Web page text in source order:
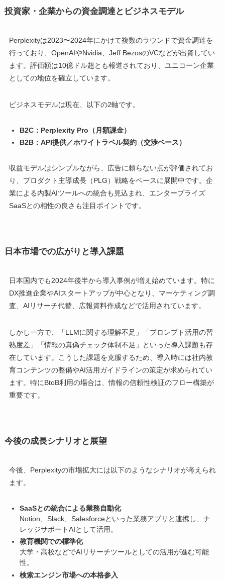
投資家・企業からの資金調達とビジネスモデル
Perplexityは2023〜2024年にかけて複数のラウンドで資金調達を
行っており、OpenAIやNvidia、Jeff BezosのVCなどが出資してい
ます。評価額は10億ドル超とも報道されており、ユニコーン企業
としての地位を確立しています。
ビジネスモデルは現在、以下の2軸です。
B2C：Perplexity Pro（月額課金）
B2B：API提供／ホワイトラベル契約（交渉ベース）
収益モデルはシンプルながら、広告に頼らない点が評価されてお
り、プロダクト主導成長（PLG）戦略をベースに展開中です。企
業による内製AIツールへの統合も見込まれ、エンタープライズ
SaaSとの相性の良さも注目ポイントです。
日本市場での広がりと導入課題
日本国内でも2024年後半から導入事例が増え始めています。特に
DX推進企業やAIスタートアップが中心となり、マーケティング調
査、AIリサーチ代替、広報資料作成などで活用されています。
しかし一方で、「LLMに関する理解不足」「プロンプト活用の習
熟度差」「情報の真偽チェック体制不足」といった導入課題も存
在しています。こうした課題を克服するため、導入時には社内教
育コンテンツの整備やAI活用ガイドラインの策定が求められてい
ます。特にBtoB利用の場合は、情報の信頼性検証のフロー構築が
重要です。
今後の成長シナリオと展望
今後、Perplexityの市場拡大には以下のようなシナリオが考えられ
ます。
SaaSとの統合による業務自動化
Notion、Slack、Salesforceといった業務アプリと連携し、ナ
レッジサポートAIとして活用。
教育機関での標準化
大学・高校などでAIリサーチツールとしての活用が進む可能
性。
検索エンジン市場への本格参入